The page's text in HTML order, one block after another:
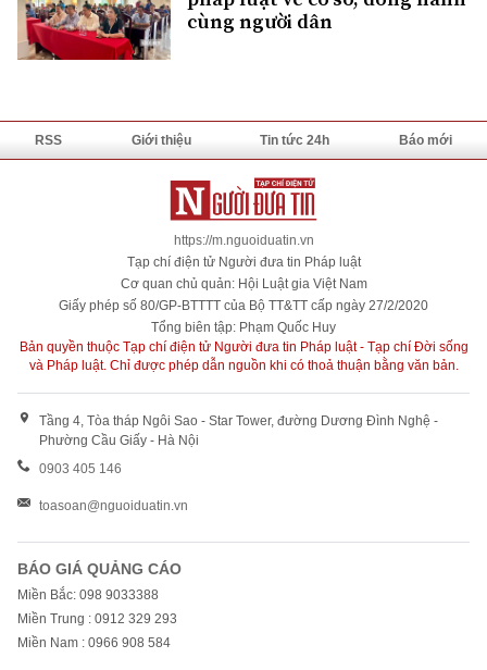
cùng người dân
RSS Giới thiệu Tin tức 24h Báo mới
https://m.nguoiduatin.vn
Tạp chí điện tử Người đưa tin Pháp luật
Cơ quan chủ quản: Hội Luật gia Việt Nam
Giấy phép số 80/GP-BTTTT của Bộ TT&TT cấp ngày 27/2/2020
Tổng biên tập: Phạm Quốc Huy
Bản quyền thuộc Tạp chí điện tử Người đưa tin Pháp luật - Tạp chí Đời sống
và Pháp luật. Chỉ được phép dẫn nguồn khi có thoả thuận bằng văn bản.
Tầng 4, Tòa tháp Ngôi Sao - Star Tower, đường Dương Đình Nghệ -
Phường Cầu Giấy - Hà Nội
0903 405 146
toasoan@nguoiduatin.vn
BÁO GIÁ QUẢNG CÁO
Miền Bắc: 098 9033388
Miền Trung : 0912 329 293
Miền Nam : 0966 908 584